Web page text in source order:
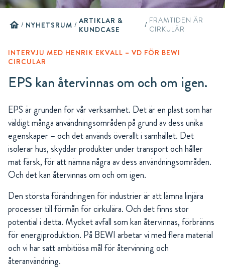
home / NYHETSRUM / ARTIKLAR &
KUNDCASE
/ FRAMTIDEN ÄR
CIRKULÄR
INTERVJU MED HENRIK EKVALL – VD FÖR BEWI
CIRCULAR
EPS kan återvinnas om och om igen.
EPS är grunden för vår verksamhet. Det är en plast som har
väldigt många användningsområden på grund av dess unika
egenskaper – och det används överallt i samhället. Det
isolerar hus, skyddar produkter under transport och håller
mat färsk, för att nämna några av dess användningsområden.
Och det kan återvinnas om och om igen.
Den största förändringen för industrier är att lämna linjära
processer till förmån för cirkulära. Och det finns stor
potential i detta. Mycket avfall som kan återvinnas, förbränns
för energiproduktion. På BEWI arbetar vi med flera material
och vi har satt ambitiösa mål för återvinning och
återanvändning.